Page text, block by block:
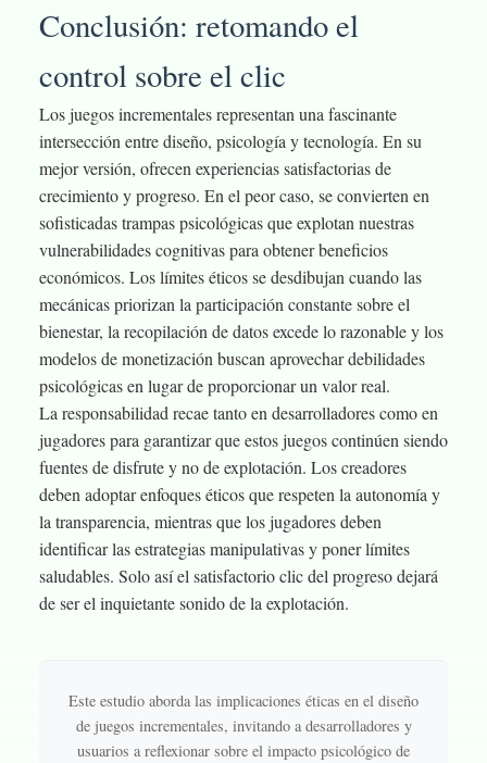
Conclusión: retomando el
control sobre el clic
Los juegos incrementales representan una fascinante
intersección entre diseño, psicología y tecnología. En su
mejor versión, ofrecen experiencias satisfactorias de
crecimiento y progreso. En el peor caso, se convierten en
sofisticadas trampas psicológicas que explotan nuestras
vulnerabilidades cognitivas para obtener beneficios
económicos. Los límites éticos se desdibujan cuando las
mecánicas priorizan la participación constante sobre el
bienestar, la recopilación de datos excede lo razonable y los
modelos de monetización buscan aprovechar debilidades
psicológicas en lugar de proporcionar un valor real.
La responsabilidad recae tanto en desarrolladores como en
jugadores para garantizar que estos juegos continúen siendo
fuentes de disfrute y no de explotación. Los creadores
deben adoptar enfoques éticos que respeten la autonomía y
la transparencia, mientras que los jugadores deben
identificar las estrategias manipulativas y poner límites
saludables. Solo así el satisfactorio clic del progreso dejará
de ser el inquietante sonido de la explotación.
Este estudio aborda las implicaciones éticas en el diseño
de juegos incrementales, invitando a desarrolladores y
usuarios a reflexionar sobre el impacto psicológico de